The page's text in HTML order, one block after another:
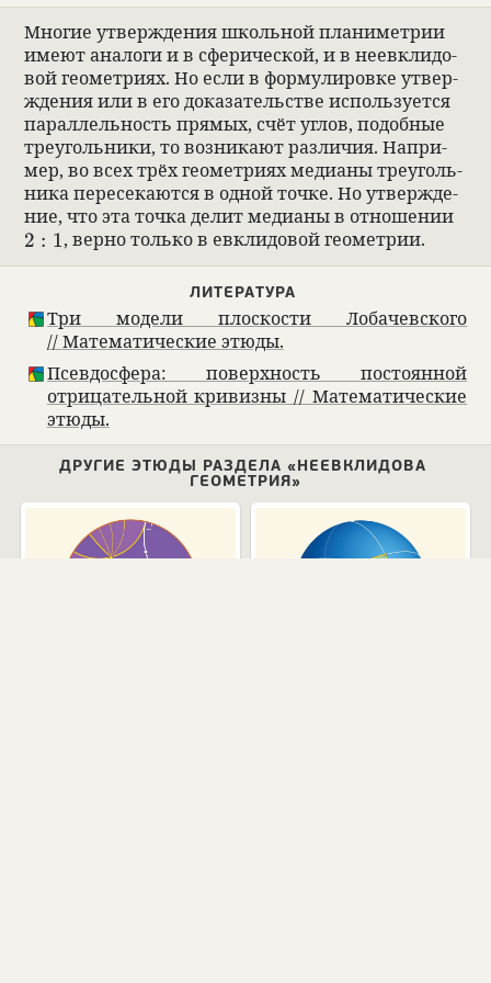
Многие утвер­жде­ния школь­ной пла­нимет­рии
имеют ана­логи и в сфе­ри­че­ской, и в неев­кли­до­
вой геомет­риях. Но если в форму­ли­ровке утвер­
жде­ния или в его дока­за­тельстве исполь­зу­ется
парал­лель­ность прямых, счёт углов, подоб­ные
тре­уголь­ники, то воз­ни­кают раз­ли­чия. Напри­
мер, во всех трёх геомет­риях меди­аны тре­уголь­
ника пере­се­каются в одной точке. Но утвер­жде­
ние, что эта точка делит меди­аны в отноше­нии
2 : 1
2 : 1, вернo только в евкли­до­вой геомет­рии.
ЛИТЕ­РА­ТУРА
Три модели плос­ко­сти Лоба­чев­ского
// Матема­ти­че­ские этюды.
Псев­до­сфера: поверх­ность посто­ян­ной
отрица­тель­ной кри­визны // Матема­ти­че­ские
этюды.
ДРУГИЕ ЭТЮДЫ РАЗДЕЛА «НЕЕВКЛИДОВА
ГЕОМЕТРИЯ»